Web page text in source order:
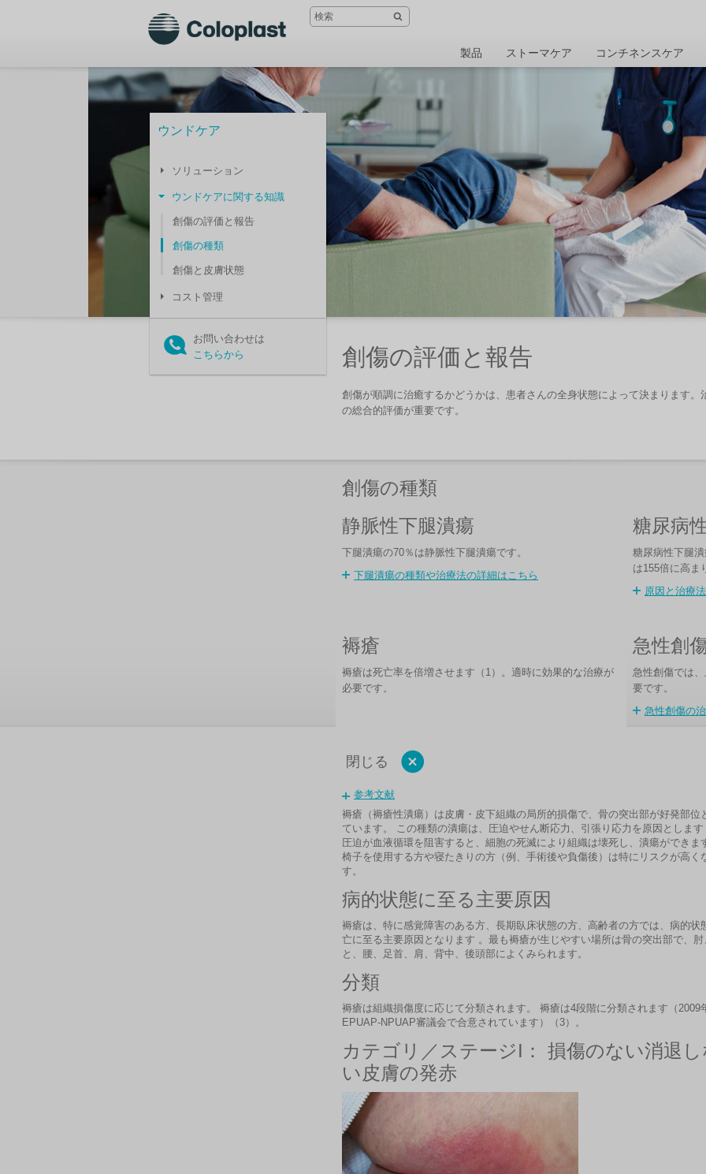
製品 ストーマケア コンチネンスケア
ウンドケア
ソリューション
ウンドケアに関する知識
創傷の評価と報告
創傷の種類
創傷と皮膚状態
コスト管理
お問い合わせは
こちらから
創傷の評価と報告
創傷が順調に治癒するかどうかは、患者さんの全身状態によって決まります
の総合的評価が重要です。
創傷の種類
静脈性下腿潰瘍
下腿潰瘍の70％は静脈性下腿潰瘍です。
下腿潰瘍の種類や治療法の詳細はこちら
糖尿病
糖尿病性下腿
は155倍に高ま
原因と治療
褥瘡
褥瘡は死亡率を倍増させます（1）。適時に効果的な治療が
必要です。
急性創
急性創傷では
要です。
急性創傷の
閉じる
参考文献
褥瘡（褥瘡性潰瘍）は皮膚・皮下組織の局所的損傷で、骨の突出部が好発部位
ています。 この種類の潰瘍は、圧迫やせん断応力、引張り応力を原因とします
圧迫が血液循環を阻害すると、細胞の死滅により組織は壊死し、潰瘍ができま
椅子を使用する方や寝たきりの方（例、手術後や負傷後）は特にリスクが高く
す。
病的状態に至る主要原因
褥瘡は、特に感覚障害のある方、長期臥床状態の方、高齢者の方では、病的状
亡に至る主要原因となります 。最も褥瘡が生じやすい場所は骨の突出部で、肘
と、腰、足首、肩、背中、後頭部によくみられます。
分類
褥瘡は組織損傷度に応じて分類されます。 褥瘡は4段階に分類されます（2009
EPUAP-NPUAP審議会で合意されています）（3）。
カテゴリ／ステージI： 損傷のない消退し
い皮膚の発赤